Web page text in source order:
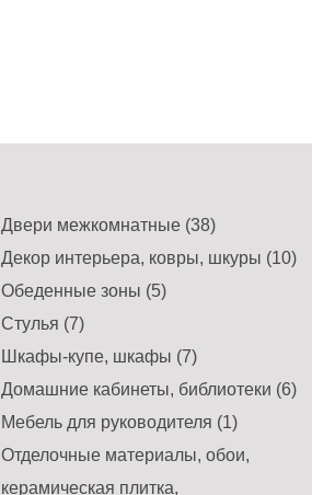
Двери межкомнатные (38)
Декор интерьера, ковры, шкуры (10)
Обеденные зоны (5)
Стулья (7)
Шкафы-купе, шкафы (7)
Домашние кабинеты, библиотеки (6)
Мебель для руководителя (1)
Отделочные материалы, обои,
керамическая плитка,